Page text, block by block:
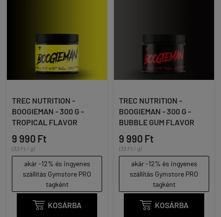
TREC NUTRITION -
BOOGIEMAN - 300 G -
TROPICAL FLAVOR
9 990 Ft
(33 Ft / g)
akár -12% és ingyenes
szállítás Gymstore PRO
tagként
 KOSÁRBA
TREC NUTRITION -
BOOGIEMAN - 300 G -
BUBBLE GUM FLAVOR
9 990 Ft
(33 Ft / g)
akár -12% és ingyenes
szállítás Gymstore PRO
tagként
 KOSÁRBA